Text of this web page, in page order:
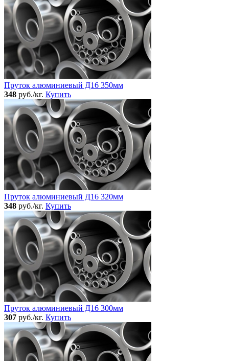
Пруток алюминиевый Д16 350мм
348 руб./кг. Купить
Пруток алюминиевый Д16 320мм
348 руб./кг. Купить
Пруток алюминиевый Д16 300мм
307 руб./кг. Купить